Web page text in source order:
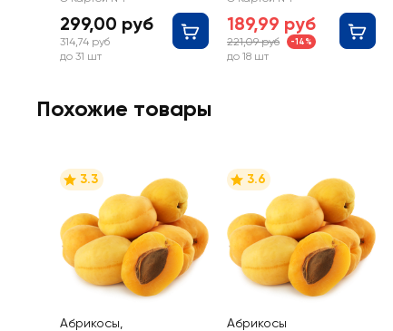
299,00 руб
314,74 руб
до 31 шт
189,99 руб
221,09 руб -14%
до 18 шт
Похожие товары
3.3
Абрикосы,
3.6
Абрикосы